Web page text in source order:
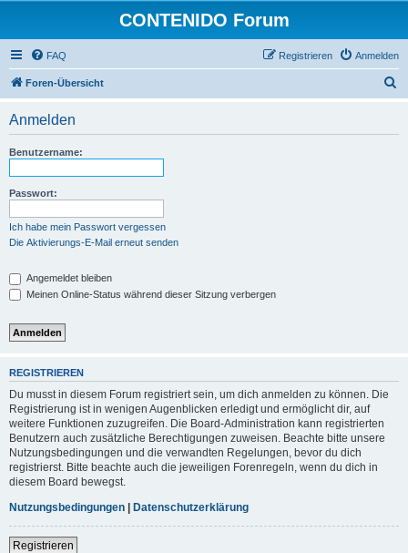
CONTENIDO Forum
FAQ Anmelden
Registrieren
Foren-Übersicht
Anmelden
Benutzername:
Passwort:
Ich habe mein Passwort vergessen
Die Aktivierungs-E-Mail erneut senden
Angemeldet bleiben
Meinen Online-Status während dieser Sitzung verbergen
REGISTRIEREN
Du musst in diesem Forum registriert sein, um dich anmelden zu können. Die
Registrierung ist in wenigen Augenblicken erledigt und ermöglicht dir, auf
weitere Funktionen zuzugreifen. Die Board-Administration kann registrierten
Benutzern auch zusätzliche Berechtigungen zuweisen. Beachte bitte unsere
Nutzungsbedingungen und die verwandten Regelungen, bevor du dich
registrierst. Bitte beachte auch die jeweiligen Forenregeln, wenn du dich in
diesem Board bewegst.
Nutzungsbedingungen | Datenschutzerklärung
Registrieren